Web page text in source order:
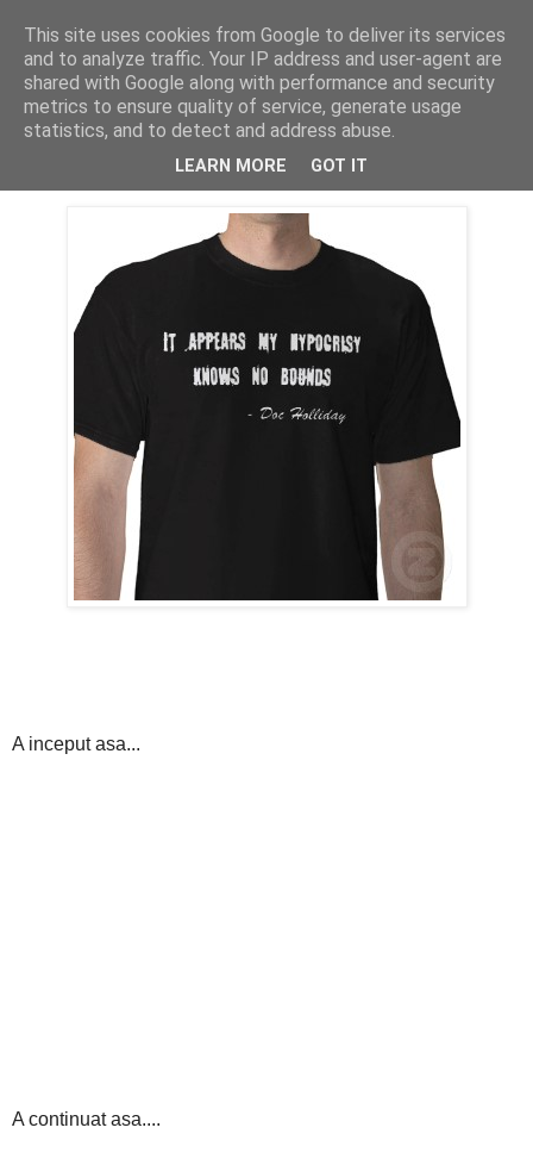
PentruDive.ro
sâmbătă, 28 noiembrie 2009
Judecati-l voi!
A inceput asa...
A continuat asa....
This site uses cookies from Google to deliver its services
and to analyze traffic. Your IP address and user-agent are
shared with Google along with performance and security
metrics to ensure quality of service, generate usage
statistics, and to detect and address abuse.
LEARN MORE GOT IT